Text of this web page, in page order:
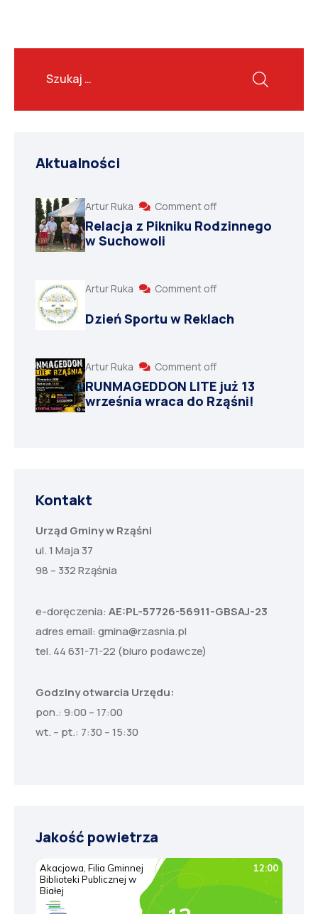
Aktualności
Artur Ruka Comment off
Relacja z Pikniku Rodzinnego
w Suchowoli
Artur Ruka Comment off
Dzień Sportu w Reklach
Artur Ruka Comment off
RUNMAGEDDON LITE już 13
września wraca do Rząśni!
Kontakt
Urząd Gminy w Rząśni
ul. 1 Maja 37
98 – 332 Rząśnia
e-doręczenia: AE:PL-57726-56911-GBSAJ-23
adres email: gmina@rzasnia.pl
tel. 44 631-71-22 (biuro podawcze)
Godziny otwarcia Urzędu:
pon.: 9:00 – 17:00
wt. – pt.: 7:30 – 15:30
Jakość powietrza